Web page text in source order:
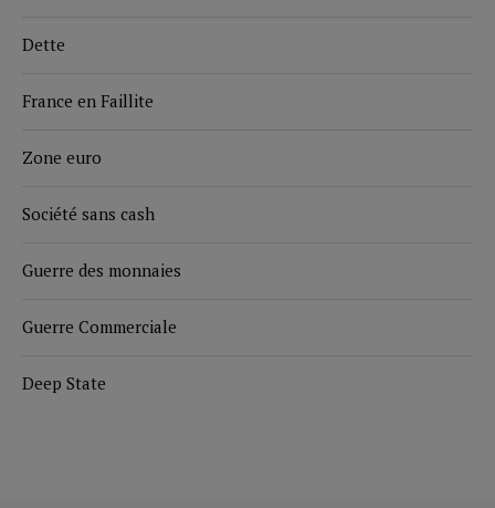
Dette
France en Faillite
Zone euro
Société sans cash
Guerre des monnaies
Guerre Commerciale
Deep State